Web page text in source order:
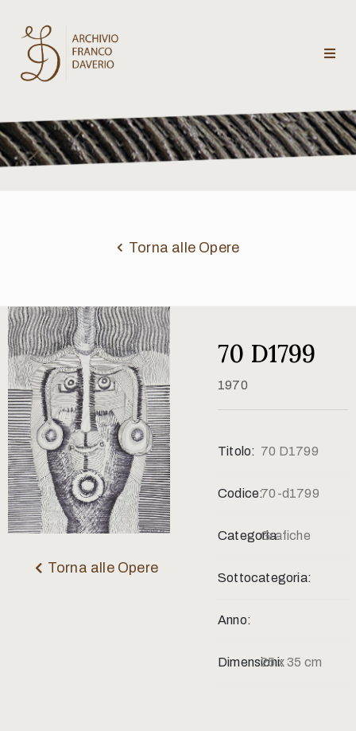
Archivio
Franco
Daverio
critici
Contatti
Torna alle Opere
Torna alle Opere
70 D1799
1970
Titolo: 70 D1799
Codice:70-d1799
Categoria:Grafiche
Sottocategoria:
Anno:
Dimensioni:25 x 35 cm